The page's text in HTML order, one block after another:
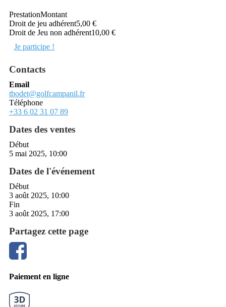
PrestationMontant
Droit de jeu adhérent5,00 €
Droit de Jeu non adhérent10,00 €
Je participe !
Contacts
Email
tbodet@golfcampanil.fr
Téléphone
+33 6 02 31 07 89
Dates des ventes
Début
5 mai 2025, 10:00
Dates de l'événement
Début
3 août 2025, 10:00
Fin
3 août 2025, 17:00
Partagez cette page
Paiement en ligne